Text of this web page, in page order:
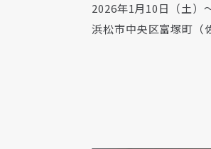
2026年1月10日（土）
浜松市中央区富塚町（